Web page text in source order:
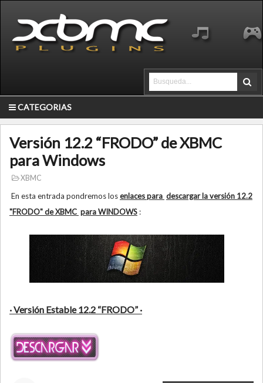
CATEGORIAS
Versión 12.2 “FRODO” de XBMC
para Windows
XBMC
En esta entrada pondremos losenlaces para descargar la versión 12.2
"FRODO" de XBMC para WINDOWS :
· Versión Estable 12.2 “FRODO” ·